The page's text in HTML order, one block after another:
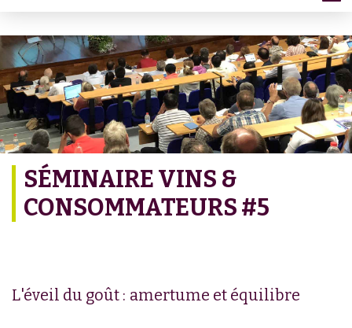
SÉMINAIRE VINS &
CONSOMMATEURS #5
L'éveil du goût : amertume et équilibre